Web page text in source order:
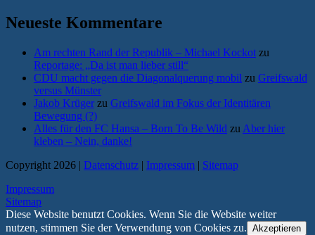
Neueste Kommentare
Am rechten Rand der Republik – Michael Kockot zu
Reportage: „Da ist man lieber still“
CDU macht gegen die Diagonalquerung mobil zu Greifswald
versus Münster
Jakob Krüger zu Greifswald im Fokus der Identitären
Bewegung (?)
Alles für den FC Hansa – Born To Be Wild zu Aber hier
kleben – Nein, danke!
Copyright 2026 | Datenschutz | Impressum | Sitemap
Impressum
Sitemap
Diese Website benutzt Cookies. Wenn Sie die Website weiter
nutzen, stimmen Sie der Verwendung von Cookies zu. Akzeptieren